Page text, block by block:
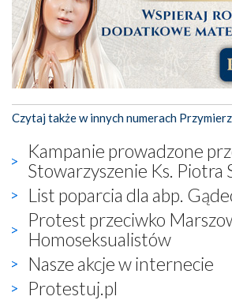
Czytaj także w innych numerach
Kampanie prowadzone
Stowarzyszenie Ks. Piotra
List poparcia dla abp.
Protest przeciwko
Homoseksualistów
Nasze akcje w internecie
Protestuj.pl